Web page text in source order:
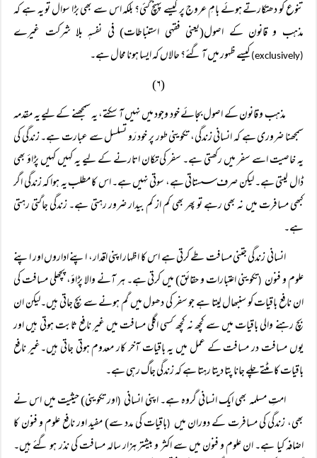
تنوع کو دھتکارتے ہوئے بامِ عروج پر کیسے پہنچ گئی؟ بلکہ اس سے بھی بڑا سوال تو یہ ہے کہ
مذہب و قانون کے اصول(یعنی فقہی استنباطات) فی نفسہٖ بلا شرکت غیرے
(exclusively)
کیسے ظہور میں آ گئے؟ حالاں کہ ایسا ہونا محال ہے۔
(۶)
مذہب و قانون کے اصول بجائے خود وجود میں نہیں آ سکتے، یہ سمجھنے کے لیے یہ مقدمہ
سمجھنا ضروری ہے کہ انسانی زندگی، تکوینی طور پر خود رَو تسلسل سے عبارت ہے۔ زندگی کی
یہ خاصیت اسے سفر میں رکھتی ہے۔ سفر کی تکان اتارنے کے لیے یہ کہیں کہیں پڑاؤ بھی
ڈال لیتی ہے۔ لیکن صرف سستاتی ہے، سوتی نہیں ہے۔ اس کا مطلب یہ ہوا کہ زندگی اگر
کبھی مسافرت میں نہ بھی رہے تو پھر بھی کم از کم بیدار ضرور رہتی ہے۔ زندگی جاگتی رہتی
ہے۔
انسانی زندگی جتنی مسافت طے کرتی ہے اس کا اظہار اپنی اقدار، اپنے اداروں اور اپنے
علوم و فنون (تکوینی اعتبارات و حقائق) میں کرتی ہے۔ ہر آنے والا پڑاؤ، پچھلی مسافت کی
ان نافع باقیات کو سنبھال لیتا ہے جو سفر کی دھول میں گم ہونے سے بچ جاتی ہیں۔لیکن ان
بچ رہنے والی باقیات میں سے کچھ نہ کچھ کسی اگلی مسافت میں غیر نافع ثابت ہوتی ہیں اور
یوں مسافت در مسافت کے عمل میں یہ باقیات آخر کار معدوم ہوتی جاتی ہیں۔غیر نافع
باقیات کا مٹتے چلے جانا پتا دیتا رہتا ہے کہ زندگی جاگ رہی ہے۔
امتِ مسلمہ بھی ایک انسانی گروہ ہے۔ اپنی انسانی(اور تکوینی) حیثیت میں اس نے
بھی، زندگی کی مسافرت کے دوران میں (باقیات کی مدد سے) مفید اور نافع علوم و فنون کا
اضافہ کیا ہے۔ ان علوم و فنون میں سے اکثر و بیشتر ہزار سالہ مسافت کی نذر ہو گئے ہیں۔